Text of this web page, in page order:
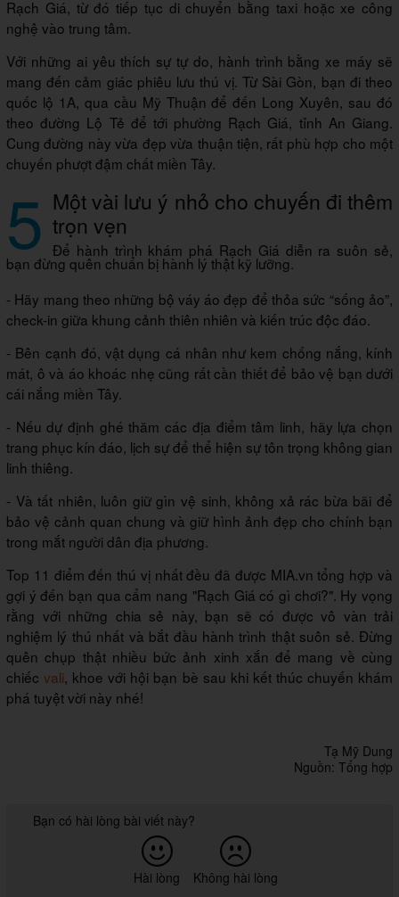
Rạch Giá, từ đó tiếp tục di chuyển bằng taxi hoặc xe công
nghệ vào trung tâm.
Với những ai yêu thích sự tự do, hành trình bằng xe máy sẽ
mang đến cảm giác phiêu lưu thú vị. Từ Sài Gòn, bạn đi theo
quốc lộ 1A, qua cầu Mỹ Thuận để đến Long Xuyên, sau đó
theo đường Lộ Tẻ để tới phường Rạch Giá, tỉnh An Giang.
Cung đường này vừa đẹp vừa thuận tiện, rất phù hợp cho một
chuyến phượt đậm chất miền Tây.
5 Một vài lưu ý nhỏ cho chuyến đi thêm
trọn vẹn
Để hành trình khám phá Rạch Giá diễn ra suôn sẻ,
bạn đừng quên chuẩn bị hành lý thật kỹ lưỡng.
- Hãy mang theo những bộ váy áo đẹp để thỏa sức “sống ảo”,
check-in giữa khung cảnh thiên nhiên và kiến trúc độc đáo.
- Bên cạnh đó, vật dụng cá nhân như kem chống nắng, kính
mát, ô và áo khoác nhẹ cũng rất cần thiết để bảo vệ bạn dưới
cái nắng miền Tây.
- Nếu dự định ghé thăm các địa điểm tâm linh, hãy lựa chọn
trang phục kín đáo, lịch sự để thể hiện sự tôn trọng không gian
linh thiêng.
- Và tất nhiên, luôn giữ gìn vệ sinh, không xả rác bừa bãi để
bảo vệ cảnh quan chung và giữ hình ảnh đẹp cho chính bạn
trong mắt người dân địa phương.
Top 11 điểm đến thú vị nhất đều đã được MIA.vn tổng hợp và
gợi ý đến bạn qua cẩm nang "Rạch Giá có gì chơi?". Hy vọng
rằng với những chia sẻ này, bạn sẽ có được vô vàn trải
nghiệm lý thú nhất và bắt đầu hành trình thật suôn sẻ. Đừng
quên chụp thật nhiều bức ảnh xinh xắn để mang về cùng
chiếcvali, khoe với hội bạn bè sau khi kết thúc chuyến khám
phá tuyệt vời này nhé!
Tạ Mỹ Dung
Nguồn: Tổng hợp
Bạn có hài lòng bài viết này?
Hài lòng Không hài lòng